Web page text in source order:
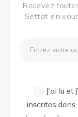
Recevez
Settat en
J'ai lu et
inscrites dans